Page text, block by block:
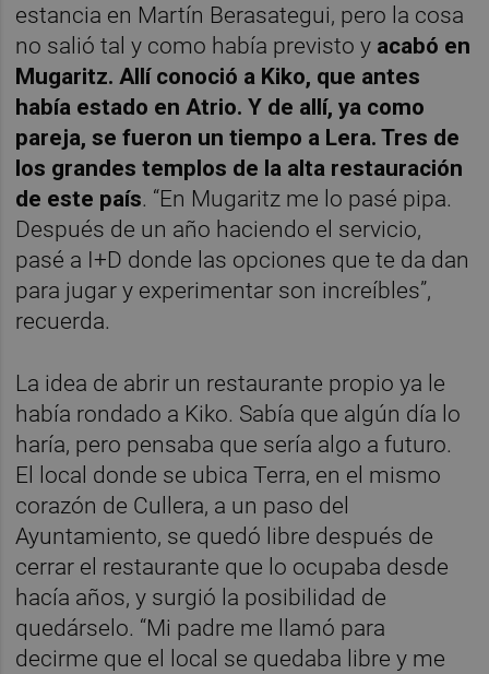
estancia en Martín Berasategui, pero la cosa
no salió tal y como había previsto y acabó en
Mugaritz. Allí conoció a Kiko, que antes
había estado en Atrio. Y de allí, ya como
pareja, se fueron un tiempo a Lera. Tres de
los grandes templos de la alta restauración
de este país. “En Mugaritz me lo pasé pipa.
Después de un año haciendo el servicio,
pasé a I+D donde las opciones que te da dan
para jugar y experimentar son increíbles”,
recuerda.
La idea de abrir un restaurante propio ya le
había rondado a Kiko. Sabía que algún día lo
haría, pero pensaba que sería algo a futuro.
El local donde se ubica Terra, en el mismo
corazón de Cullera, a un paso del
Ayuntamiento, se quedó libre después de
cerrar el restaurante que lo ocupaba desde
hacía años, y surgió la posibilidad de
quedárselo. “Mi padre me llamó para
decirme que el local se quedaba libre y me